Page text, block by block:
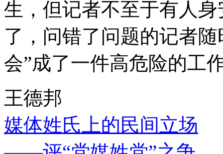
生，但记者不至于有人
了，问错了问题的记者
会”成了一件高危险的工
王德邦
媒体姓氏上的民间立场